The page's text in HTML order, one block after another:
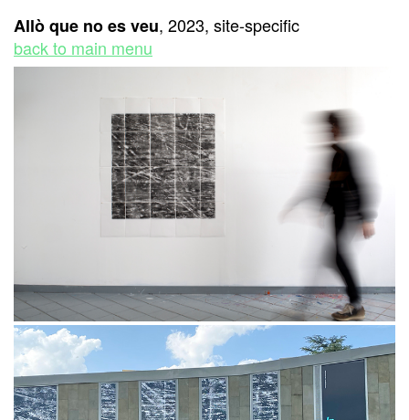
Allò que no es veu, 2023, site-specific
back to main menu